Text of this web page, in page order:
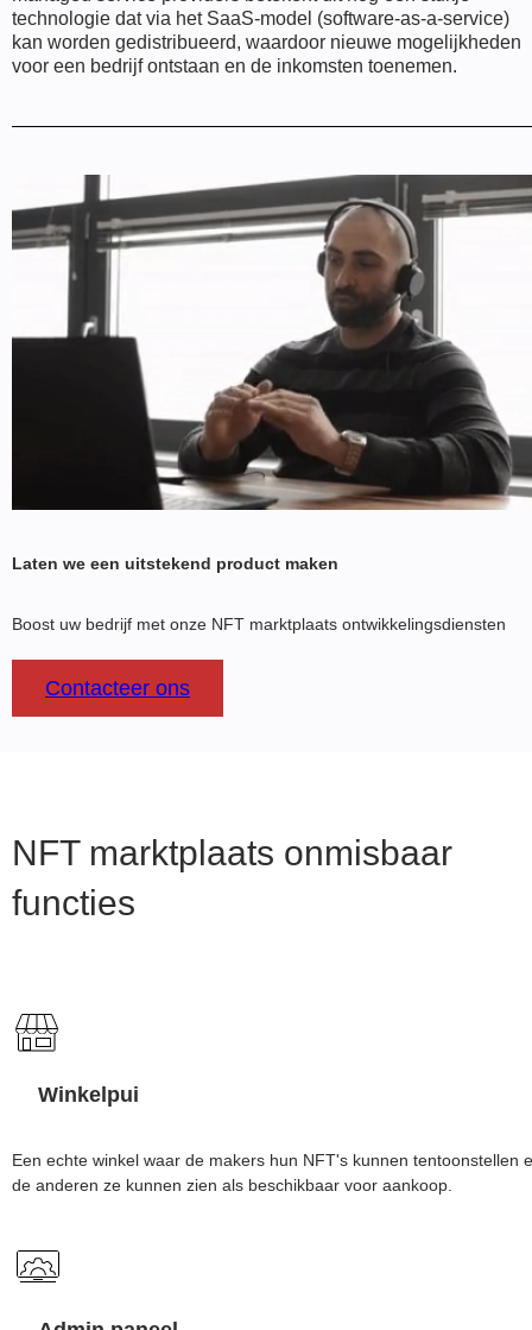
technologie dat via het SaaS-model (software-as-a-service)
kan worden gedistribueerd, waardoor nieuwe mogelijkheden
voor een bedrijf ontstaan en de inkomsten toenemen.
Laten we een uitstekend product maken
Boost uw bedrijf met onze NFT marktplaats ontwikkelingsdiensten
Contacteer ons
NFT marktplaats onmisbaar
functies
Winkelpui
Een echte winkel waar de makers hun NFT's kunnen tentoonstellen
de anderen ze kunnen zien als beschikbaar voor aankoop.